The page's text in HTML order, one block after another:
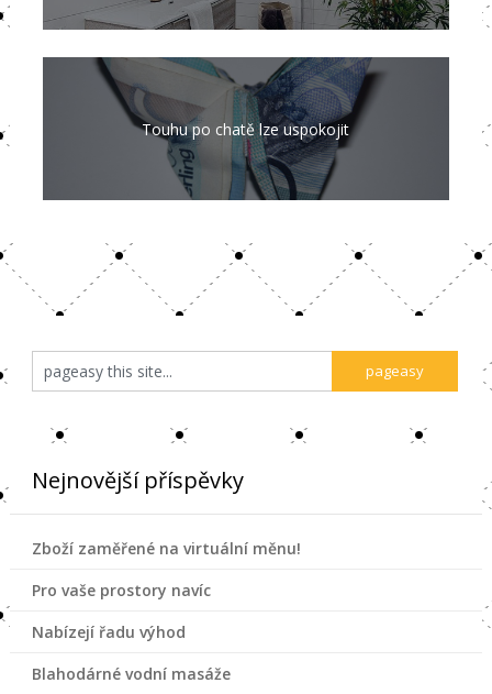
Touhu po chatě lze uspokojit
Nejnovější příspěvky
Zboží zaměřené na virtuální měnu!
Pro vaše prostory navíc
Nabízejí řadu výhod
Blahodárné vodní masáže